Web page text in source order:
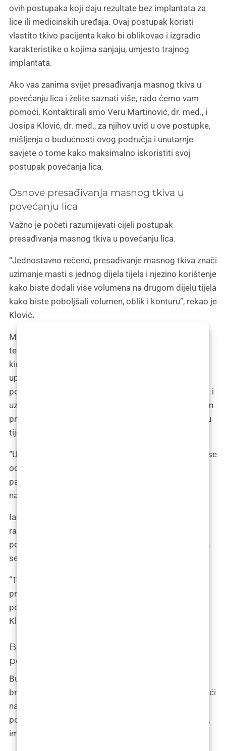
ovih postupaka koji daju rezultate bez implantata za
lice ili medicinskih uređaja. Ovaj postupak koristi
vlastito tkivo pacijenta kako bi oblikovao i izgradio
karakteristike o kojima sanjaju, umjesto trajnog
implantata.
Ako vas zanima svijet presađivanja masnog tkiva u
povećanju lica i želite saznati više, rado ćemo vam
pomoći. Kontaktirali smo Veru Martinović, dr. med., i
Josipa Klović, dr. med., za njihov uvid u ove postupke,
mišljenja o budućnosti ovog područja i unutarnje
savjete o tome kako maksimalno iskoristiti svoj
postupak povećanja lica.
Osnove presađivanja masnog tkiva u
povećanju lica
Važno je početi razumijevati cijeli postupak
presađivanja masnog tkiva u povećanju lica.
“Jednostavno rečeno, presađivanje masnog tkiva znači
uzimanje masti s jednog dijela tijela i njezino korištenje
kako biste dodali više volumena na drugom dijelu tijela
kako biste poboljšali volumen, oblik i konturu”, rekao je
Klović.
Masno tkivo se skuplja i presađuje putem različitih
tehnika, ovisno o metodi koju kirurg preferira. Mnogi
kirurzi radi prikupljanja potrebne masti preferiraju
uporabu liposukcije. Mast se često prikuplja s
područja na kojima je teško izgubiti masno tkivo, čak i
uz mršavljenje, poput trbuha, bokova ili bedara. Nakon
prikupljanja, masno tkivo se priprema za premještaj u
tijelu.
“U većini slučajeva, nakon što se mast prikupi, zatim se
odvaja od ostalih tekućina, koje se uklanjaju iz
pacijenta, pročišćavaju i zatim ponovno injektiraju
natrag u pacijenta”, rekao je Klović.
Iako se presađivanje masnog tkiva može koristiti na
različitim mjestima po cijelom tijelu kako bi se
povećao volumen, postoji nekoliko područja lica koja
se češće obrađuju od drugih.
“Tipično, najčešći dijelovi lica na koje estetski kirurzi
primjenjuju presađivanje masnog tkiva su obrazi,
područje ispod očiju, usne i sljepoočnice”, rekao je
Klović.
Budućnost presađivanja masnog tkiva u
povećanju lica
Budući da se praksa presađivanja masnog tkiva tako
brzo postaje popularna, estetski kirurzi primjećuju veći
naglasak na poboljšanjima i usavršavanju oko ovog
postupka. Od novih tehnika do inovacija i tehnologija,
ima mnogo stvari koje nas uskoro mogu obradovati.